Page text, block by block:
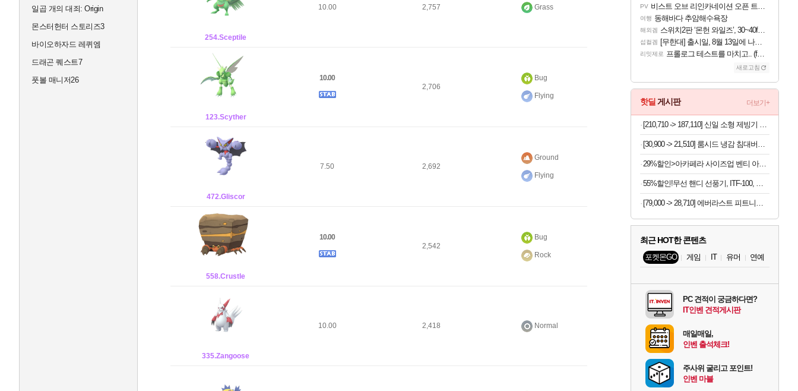
일곱 개의 대죄: Origin
몬스터헌터 스토리즈3
바이오하자드 레퀴엠
드래곤 퀘스트7
풋볼 매니저26
254.Sceptile
10.00 2,757 Grass
123.Scyther
10.00
2,706
Bug
Flying
472.Gliscor
7.50 2,692
Ground
Flying
558.Crustle
10.00
2,542
Bug
Rock
335.Zangoose
10.00 2,418 Normal
PV 비스트 오브 리인카네이션 오픈 트레일러
여행 동해바다 추암해수욕장
해외겜 스위치2판 ‘몬헌 와일즈’, 30~40fps 목표 추정
섭컬겜 [무한대] 출시일, 8월 13일에 나오나
리밋제로 프롤로그 테스트를 마치고.. (feat. 리아)
새로고침
핫딜 게시판 더보기+
[210,710 -> 187,110] 신일 소형 제빙기 본품
[30,900 -> 21,510] 룸시드 냉감 침대버커 Q사이즈
29%할인>아카페라 사이즈업 벤티 아메리카노, 600ml, 24개
55%할인!무선 핸디 선풍기, ITF-100, 화이트, 1개
[79,000 -> 28,710] 에버라스트 피트니스 운동화 230mm
최근 HOT한 콘텐츠
포켓몬GO 게임 IT 유머 연예
PC 견적이 궁금하다면?
IT인벤 견적게시판
매일매일,
인벤 출석체크!
주사위 굴리고 포인트!
인벤 마블